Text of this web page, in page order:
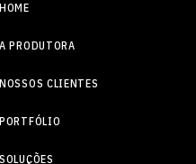
HOME
A PRODUTORA
NOSSOS CLIENTES
PORTFÓLIO
SOLUÇÕES
INOVAÇÃO E